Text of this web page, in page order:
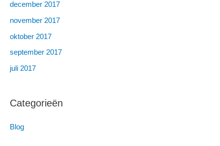
december 2017
november 2017
oktober 2017
september 2017
juli 2017
Categorieën
Blog